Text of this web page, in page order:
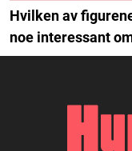
Hvilken av
noe interessant